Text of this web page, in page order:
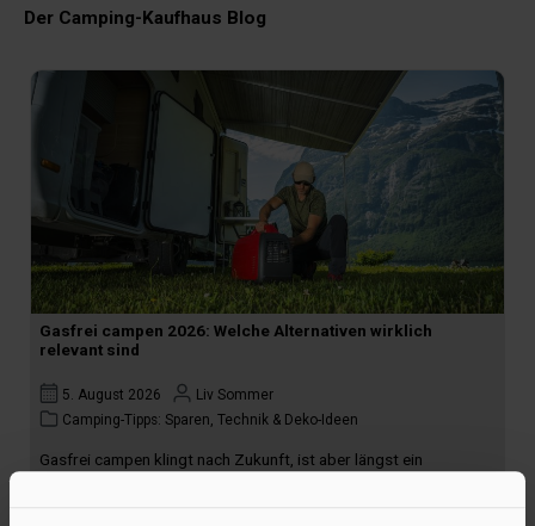
Der Camping-Kaufhaus Blog
Gasfrei campen 2026: Welche Alternativen wirklich
relevant sind
5. August 2026
Liv Sommer
Camping-Tipps: Sparen, Technik & Deko-Ideen
Gasfrei campen klingt nach Zukunft, ist aber längst ein